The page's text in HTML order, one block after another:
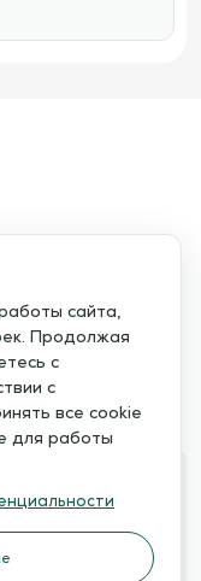
оферта
сайта,
Продолжая
с
с
все cookie
для работы